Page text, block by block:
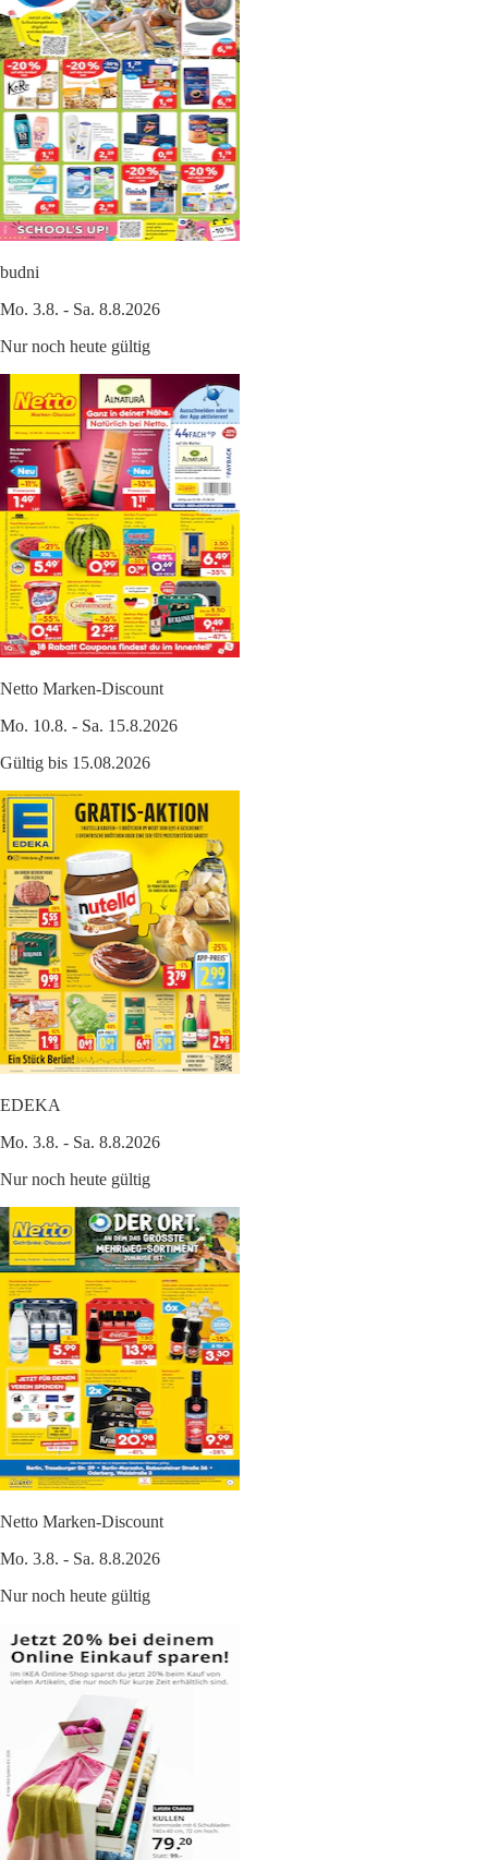
budni
Mo. 3.8. - Sa. 8.8.2026
Nur noch heute gültig
Netto Marken-Discount
Mo. 10.8. - Sa. 15.8.2026
Gültig bis 15.08.2026
EDEKA
Mo. 3.8. - Sa. 8.8.2026
Nur noch heute gültig
Netto Marken-Discount
Mo. 3.8. - Sa. 8.8.2026
Nur noch heute gültig